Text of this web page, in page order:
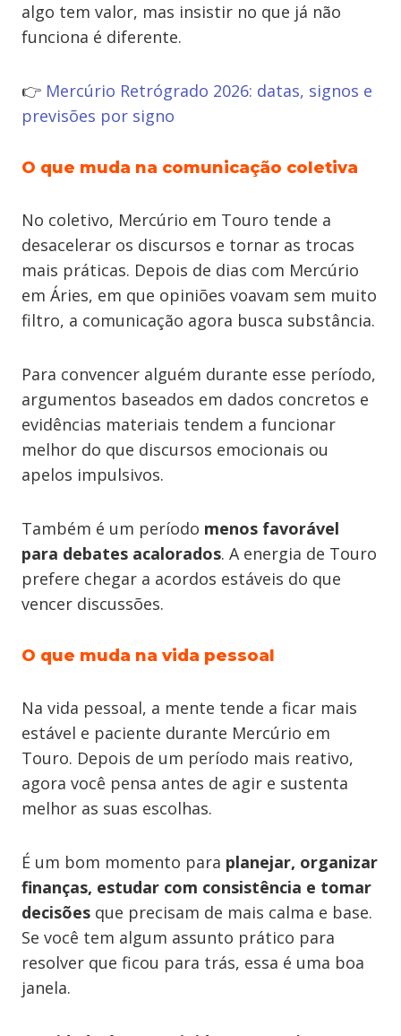
algo tem valor, mas insistir no que já não
funciona é diferente.
👉 Mercúrio Retrógrado 2026: datas, signos e
previsões por signo
O que muda na comunicação coletiva
No coletivo, Mercúrio em Touro tende a
desacelerar os discursos e tornar as trocas
mais práticas. Depois de dias com Mercúrio
em Áries, em que opiniões voavam sem muito
filtro, a comunicação agora busca substância.
Para convencer alguém durante esse período,
argumentos baseados em dados concretos e
evidências materiais tendem a funcionar
melhor do que discursos emocionais ou
apelos impulsivos.
Também é um período menos favorável
para debates acalorados. A energia de Touro
prefere chegar a acordos estáveis do que
vencer discussões.
O que muda na vida pessoal
Na vida pessoal, a mente tende a ficar mais
estável e paciente durante Mercúrio em
Touro. Depois de um período mais reativo,
agora você pensa antes de agir e sustenta
melhor as suas escolhas.
É um bom momento para planejar, organizar
finanças, estudar com consistência e tomar
decisões que precisam de mais calma e base.
Se você tem algum assunto prático para
resolver que ficou para trás, essa é uma boa
janela.